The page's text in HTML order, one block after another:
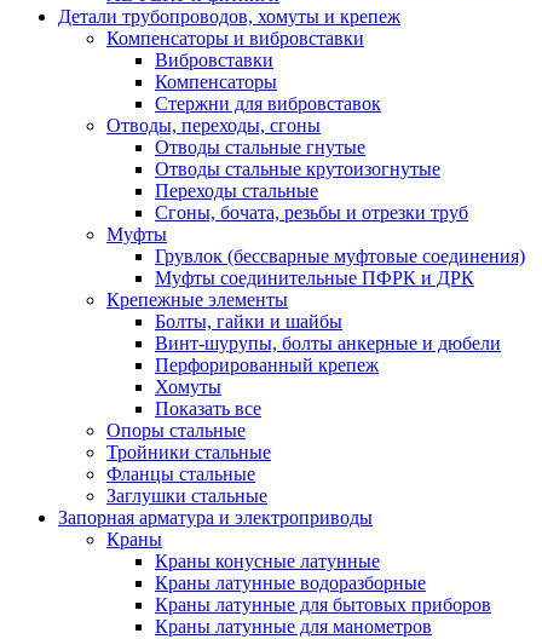
Детали трубопроводов, хомуты и крепеж
Компенсаторы и вибровставки
Вибровставки
Компенсаторы
Стержни для вибровставок
Отводы, переходы, сгоны
Отводы стальные гнутые
Отводы стальные крутоизогнутые
Переходы стальные
Сгоны, бочата, резьбы и отрезки труб
Муфты
Грувлок (бессварные муфтовые соединения)
Муфты соединительные ПФРК и ДРК
Крепежные элементы
Болты, гайки и шайбы
Винт-шурупы, болты анкерные и дюбели
Перфорированный крепеж
Хомуты
Показать все
Опоры стальные
Тройники стальные
Фланцы стальные
Заглушки стальные
Запорная арматура и электроприводы
Краны
Краны конусные латунные
Краны латунные водоразборные
Краны латунные для бытовых приборов
Краны латунные для манометров